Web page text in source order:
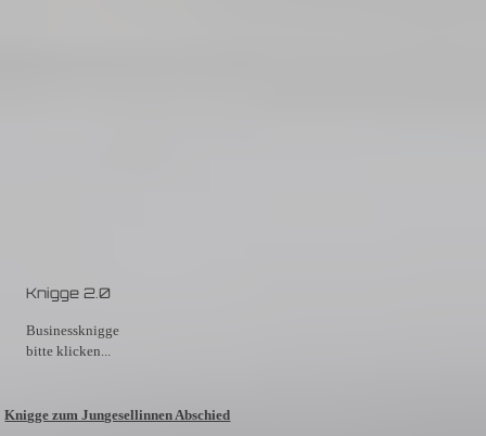
Knigge 2.0
Businessknigge
bitte klicken...
Knigge zum Jungesellinnen Abschied